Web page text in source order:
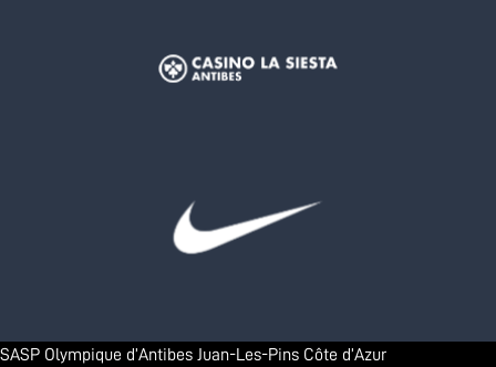
SASP Olympique d’Antibes Juan-Les-Pins Côte d’Azur